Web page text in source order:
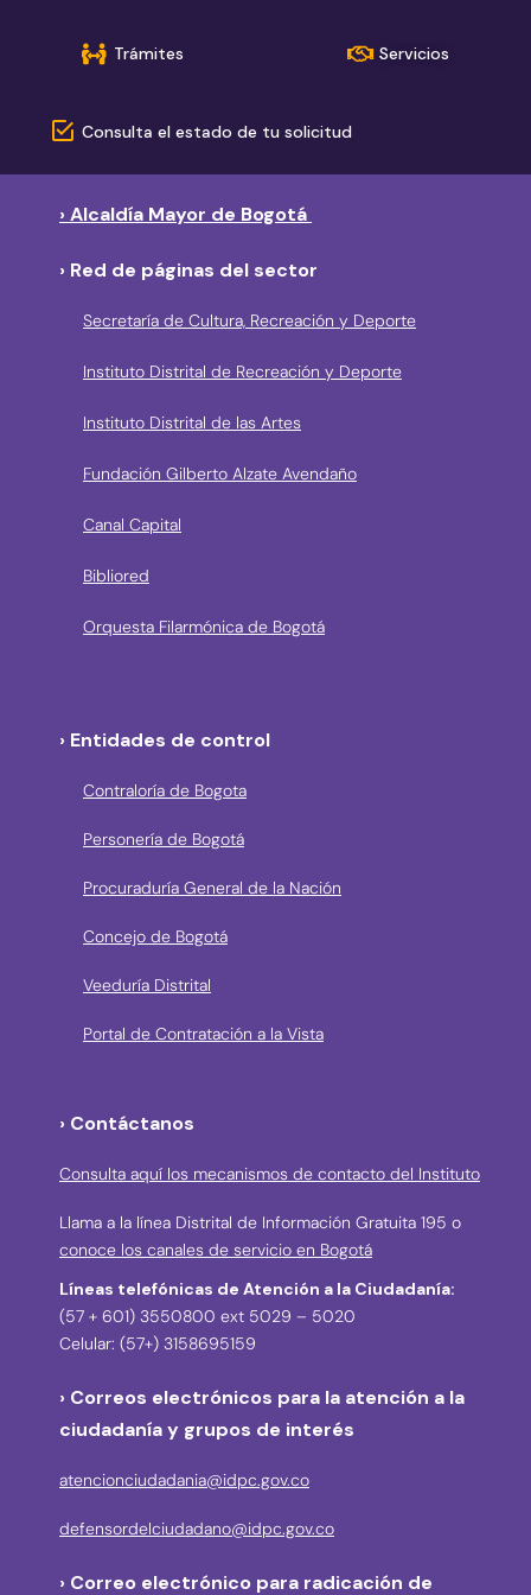
Trámites Servicios
Consulta el estado de tu solicitud
› Alcaldía Mayor de Bogotá
› Red de páginas del sector
Secretaría de Cultura, Recreación y Deporte
Instituto Distrital de Recreación y Deporte
Instituto Distrital de las Artes
Fundación Gilberto Alzate Avendaño
Canal Capital
Bibliored
Orquesta Filarmónica de Bogotá
› Entidades de control
Contraloría de Bogota
Personería de Bogotá
Procuraduría General de la Nación
Concejo de Bogotá
Veeduría Distrital
Portal de Contratación a la Vista
› Contáctanos
Consulta aquí los mecanismos de contacto del Instituto
Llama a la línea Distrital de Información Gratuita 195 o
conoce los canales de servicio en Bogotá
Líneas telefónicas de Atención a la Ciudadanía:
(57 + 601) 3550800 ext 5029 – 5020
Celular: (57+) 3158695159
› Correos electrónicos para la atención a la
ciudadanía y grupos de interés
atencionciudadania@idpc.gov.co
defensordelciudadano@idpc.gov.co
› Correo electrónico para radicación de